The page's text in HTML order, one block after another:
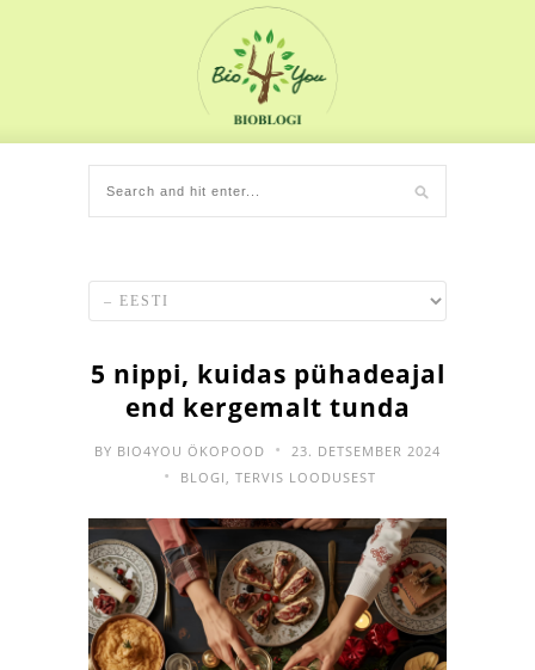
5 nippi, kuidas pühadeajal
end kergemalt tunda
BY BIO4YOU ÖKOPOOD • 23. DETSEMBER 2024
• BLOGI , TERVIS LOODUSEST